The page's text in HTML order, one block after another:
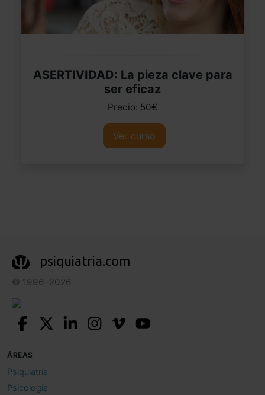
ASERTIVIDAD: La pieza clave para
ser eficaz
Precio: 50€
Ver curso
psiquiatria.com
© 1996–2026
ÁREAS
Psiquiatría
Psicología